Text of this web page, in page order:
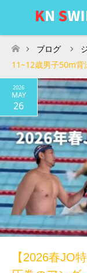
ホーム
ブログ
11~12歳男子50m背
2026
MAY
26
【2026春JO